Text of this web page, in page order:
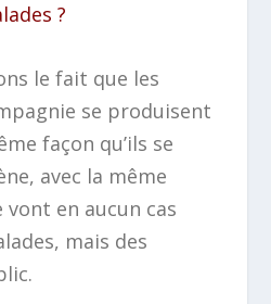
?
le fait que les
se produisent
façon qu’ils se
avec la même
en aucun cas
mais des